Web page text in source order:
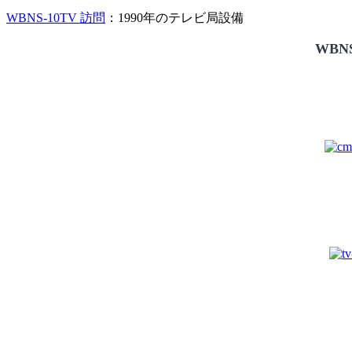
WBNS-10TV 訪問 ：1990年のテレビ局設備